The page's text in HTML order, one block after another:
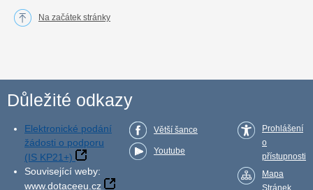
Na začátek stránky
Důležité odkazy
Elektronické podání
žádosti o podporu
(IS KP21+)
Související weby:
www.dotaceeu.cz
Větší šance
Youtube
Prohlášení
o
přístupnosti
Mapa